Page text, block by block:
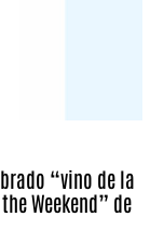
“vino de la
Weekend” de